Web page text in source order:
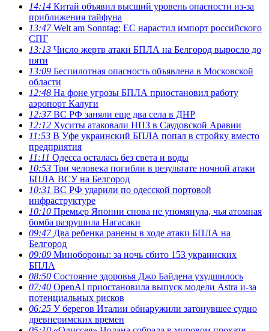
14:14 Китай объявил высший уровень опасности из-за
приближения тайфуна
13:47Welt am Sonntag: ЕС нарастил импорт российского
СПГ
13:13 Число жертв атаки БПЛА на Белгород выросло до
пяти
13:09 Беспилотная опасность объявлена в Московской
области
12:48 На фоне угрозы БПЛА приостановил работу
аэропорт Калуги
12:37ВС РФ заняли еще два села в ДНР
12:12 Хуситы атаковали НПЗ в Саудовской Аравии
11:53 В Уфе украинский БПЛА попал в стройку вместо
предприятия
11:11 Одесса осталась без света и воды
10:53 Три человека погибли в результате ночной атаки
БПЛА ВСУ на Белгород
10:31 ВС РФ ударили по одесской портовой
инфраструктуре
10:10 Премьер Японии снова не упомянула, чья атомная
бомба разрушила Нагасаки
09:47Два ребенка ранены в ходе атаки БПЛА на
Белгород
09:09 Минобороны: за ночь сбито 153 украинских
БПЛА
08:50 Состояние здоровья Джо Байдена ухудшилось
07:40 OpenAI приостановила выпуск модели Astra и-за
потенциальных рисков
06:25 У берегов Италии обнаружили затонувшее судно
древнеримских времен